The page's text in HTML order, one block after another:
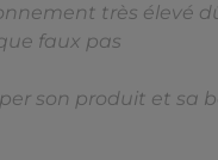
très élevé
faux pas
son produit et sa